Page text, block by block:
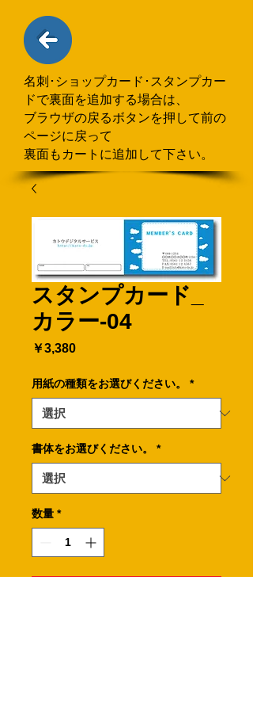
名刺･ショップカード･スタンプカー
ドで​裏面を追加する場合は、
ブラウザの戻るボタンを押して前の
ページに戻って
裏面もカートに追加して下さい。
スタンプカード_
カラー-04
￥3,380価
用紙の種類をお選びください。 *
書体をお選びください。 *
数量 *